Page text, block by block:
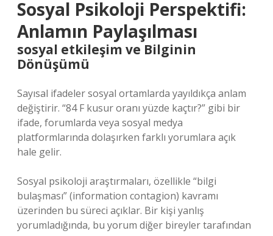
Sosyal Psikoloji Perspektifi:
Anlamın Paylaşılması
sosyal etkileşim ve Bilginin
Dönüşümü
Sayısal ifadeler sosyal ortamlarda yayıldıkça anlam
değiştirir. “84 F kusur oranı yüzde kaçtır?” gibi bir
ifade, forumlarda veya sosyal medya
platformlarında dolaşırken farklı yorumlara açık
hale gelir.
Sosyal psikoloji araştırmaları, özellikle “bilgi
bulaşması” (information contagion) kavramı
üzerinden bu süreci açıklar. Bir kişi yanlış
yorumladığında, bu yorum diğer bireyler tarafından